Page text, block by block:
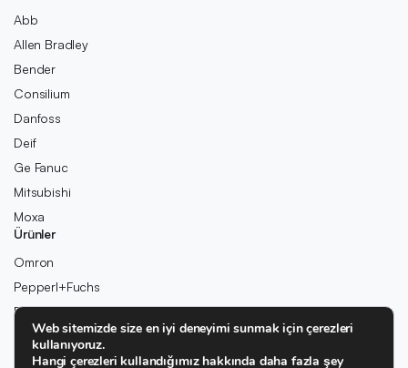
Abb
Allen Bradley
Bender
Consilium
Danfoss
Deif
Ge Fanuc
Mitsubishi
Moxa
Ürünler
Omron
Pepperl+Fuchs
Pilz
Rexroth
Rolls-Royce
Web sitemizde size en iyi deneyimi sunmak için çerezleri
kullanıyoruz.
Hangi çerezleri kullandığımız hakkında daha fazla şey